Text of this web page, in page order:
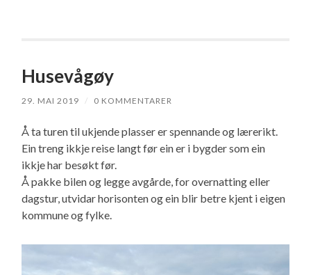
Husevågøy
29. MAI 2019 / 0 KOMMENTARER
Å ta turen til ukjende plasser er spennande og lærerikt.
Ein treng ikkje reise langt før ein er i bygder som ein
ikkje har besøkt før.
Å pakke bilen og legge avgårde, for overnatting eller
dagstur, utvidar horisonten og ein blir betre kjent i eigen
kommune og fylke.